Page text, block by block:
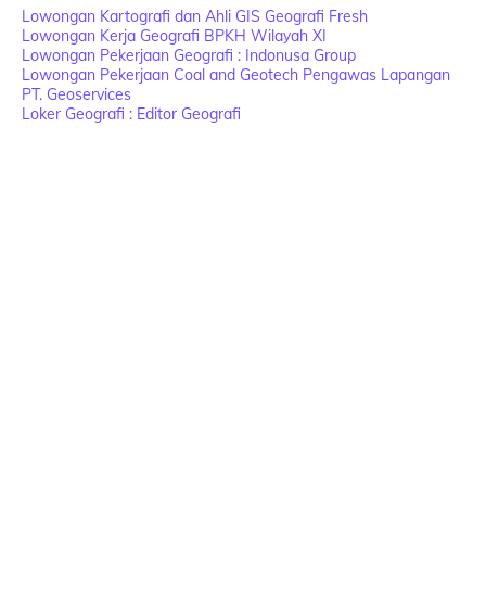
Lowongan Kartografi dan Ahli GIS Geografi Fresh
Lowongan Kerja Geografi BPKH Wilayah XI
Lowongan Pekerjaan Geografi : Indonusa Group
Lowongan Pekerjaan Coal and Geotech Pengawas Lapangan
PT. Geoservices
Loker Geografi : Editor Geografi